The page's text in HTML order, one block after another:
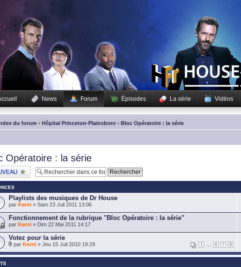
News Forum Épisodes La série Vidéos
du forum ‹ Hôpital Princeton-Plainsboro ‹ Bloc Opératoire : la série
Opératoire : la série
un nouveau
Playlists des musiques de Dr House
par Kerni » Sam 23 Juil 2011 13:06
Fonctionnement de la rubrique "Bloc Opératoire : la série"
par Kerni » Dim 22 Mai 2011 14:17
Votez pour la série
1 6 7 8
par Kerni » Jeu 15 Juil 2010 19:29